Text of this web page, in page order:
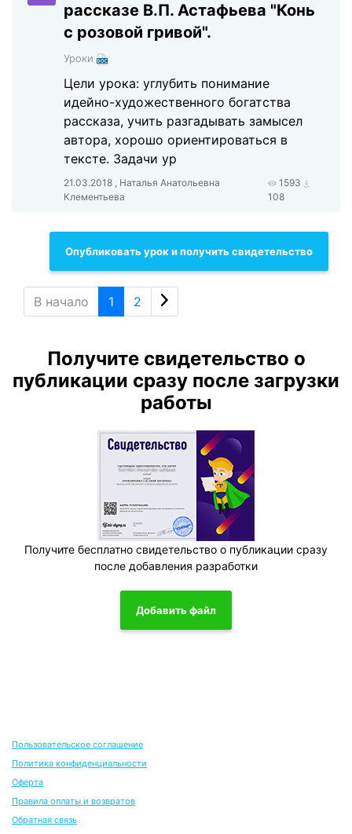
рассказе В.П. Астафьева "Конь
с розовой гривой".
Уроки
Цели урока: углубить понимание
идейно-художественного богатства
рассказа, учить разгадывать замысел
автора, хорошо ориентироваться в
тексте. Задачи ур
21.03.2018 , Наталья Анатольевна
Клементьева
1593
108
Опубликовать урок и получить свидетельство
В начало 1 2
Получите свидетельство о
публикации сразу после загрузки
работы
Получите бесплатно свидетельство о публикации сразу
после добавления разработки
Добавить файл
Пользовательское соглашение
Политика конфиденциальности
Оферта
Правила оплаты и возвратов
Обратная связь